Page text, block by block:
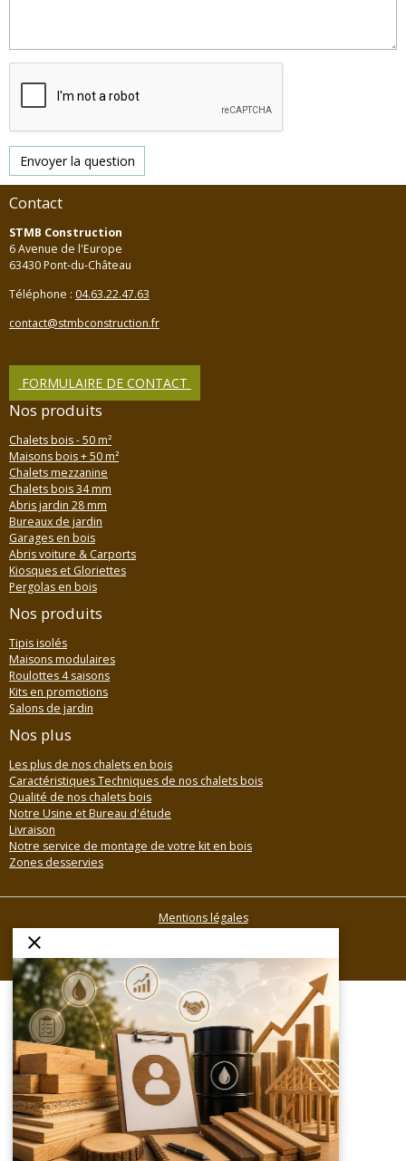
Envoyer la question
Contact
STMB Construction
6 Avenue de l'Europe
63430 Pont-du-Château
Téléphone : 04.63.22.47.63
contact@stmbconstruction.fr
FORMULAIRE DE CONTACT
Nos produits
Chalets bois - 50 m²
Maisons bois + 50 m²
Chalets mezzanine
Chalets bois 34 mm
Abris jardin 28 mm
Bureaux de jardin
Garages en bois
Abris voiture & Carports
Kiosques et Gloriettes
Pergolas en bois
Nos produits
Tipis isolés
Maisons modulaires
Roulottes 4 saisons
Kits en promotions
Salons de jardin
Nos plus
Les plus de nos chalets en bois
Caractéristiques Techniques de nos chalets bois
Qualité de nos chalets bois
Notre Usine et Bureau d'étude
Livraison
Notre service de montage de votre kit en bois
Zones desservies
Mentions légales
Gestion des cookies